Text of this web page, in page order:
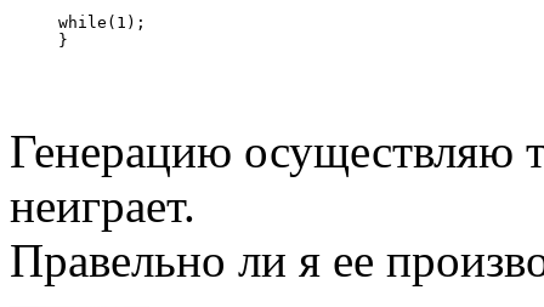
while(1);
}
Генерацию осуществляю
неиграет.
Правельно ли я ее